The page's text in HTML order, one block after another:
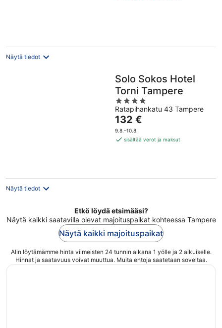
Näytä tiedot
Solo Sokos Hotel
Torni Tampere
4
out
of
5
Ratapihankatu 43 Tampere
Hinta
on
132 €
132 €
9.8.–10.8.
sisältää verot ja maksut
Näytä tiedot
Etkö löydä etsimääsi?
Näytä kaikki saatavilla olevat majoituspaikat kohteessa Tampere
Näytä kaikki majoituspaikat
Alin löytämämme hinta viimeisten 24 tunnin aikana 1 yölle ja 2 aikuiselle.
Hinnat ja saatavuus voivat muuttua. Muita ehtoja saatetaan soveltaa.